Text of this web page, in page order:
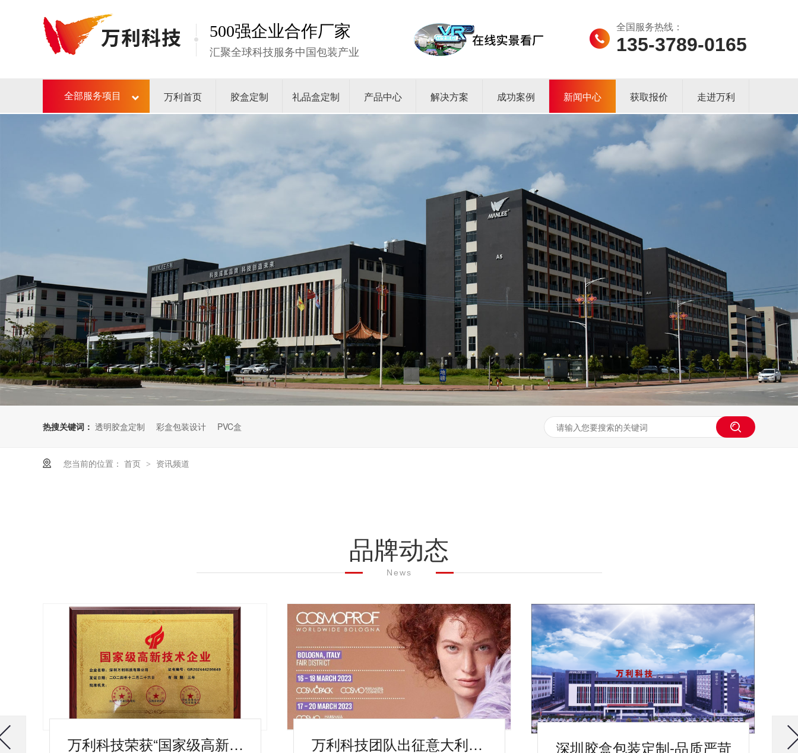
500强企业合作厂家
汇聚全球科技服务中国包装产业
全国服务热线：
135-3789-0165
全部服务项目 万利首页 胶盒定制 礼品盒定制 产品中心 解决方案 成功案例 新闻中心 获取报价 走进万利
热搜关键词： 透明胶盒定制 彩盒包装设计 PVC盒
您当前的位置： 首页 > 资讯频道
品牌动态
News
万利科技荣获“国家级高新技术企业”认证 万利科技团队出征意大利博洛尼亚美容展 深圳胶盒包装定制-品质严苛